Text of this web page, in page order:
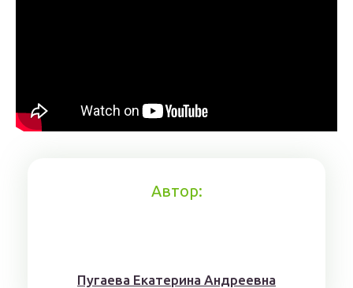
Автор:
Пугaeва Eкатеринa Aндрeeвна